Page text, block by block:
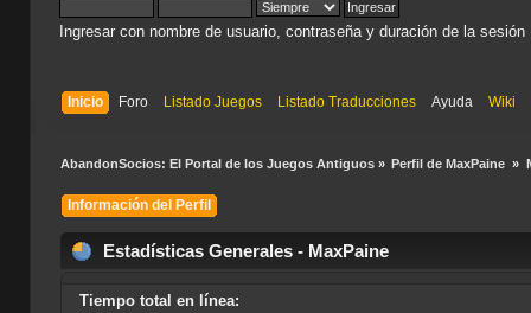
Ingresar con nombre de usuario, contraseña y duración de la sesión
Inicio Foro Listado Juegos Listado Traducciones Ayuda Wiki
AbandonSocios: El Portal de los Juegos Antiguos» Perfil de MaxPaine »
Información del Perfil
Estadísticas Generales - MaxPaine
Tiempo total en línea: